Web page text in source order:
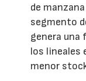
de
segmento
genera una
los lineales
menor